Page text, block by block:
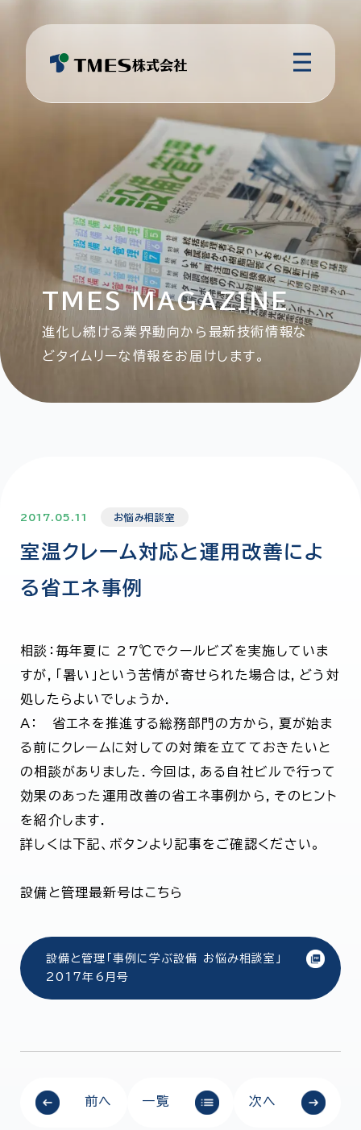
TMES MAGAZINE
進化し続ける業界動向から最新技術情報な
どタイムリーな情報をお届けします。
2017.05.11 お悩み相談室
室温クレーム対応と運用改善によ
る省エネ事例
相談：毎年夏に 27℃でクールビズを実施していま
すが，「暑い」という苦情が寄せられた場合は，どう対
処したらよいでしょうか．
A： 省エネを推進する総務部門の方から，夏が始ま
る前にクレームに対しての対策を立てておきたいと
の相談がありました．今回は，ある自社ビルで行って
効果のあった運用改善の省エネ事例から，そのヒント
を紹介します．
詳しくは下記、ボタンより記事をご確認ください。
設備と管理最新号はこちら
設備と管理「事例に学ぶ設備 お悩み相談室」
2017年6月号
前へ 一覧 次へ